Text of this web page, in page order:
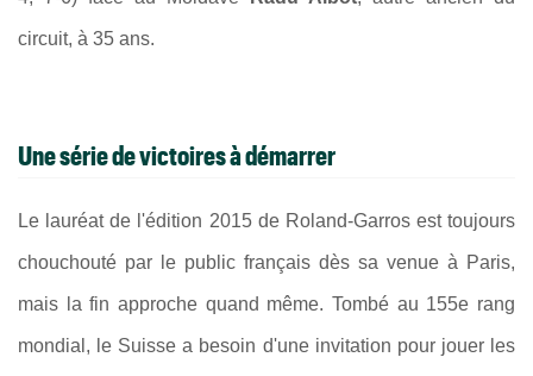
circuit, à 35 ans.
Une série de victoires à démarrer
Le lauréat de l'édition 2015 de Roland-Garros est toujours
chouchouté par le public français dès sa venue à Paris,
mais la fin approche quand même. Tombé au 155e rang
mondial, le Suisse a besoin d'une invitation pour jouer les